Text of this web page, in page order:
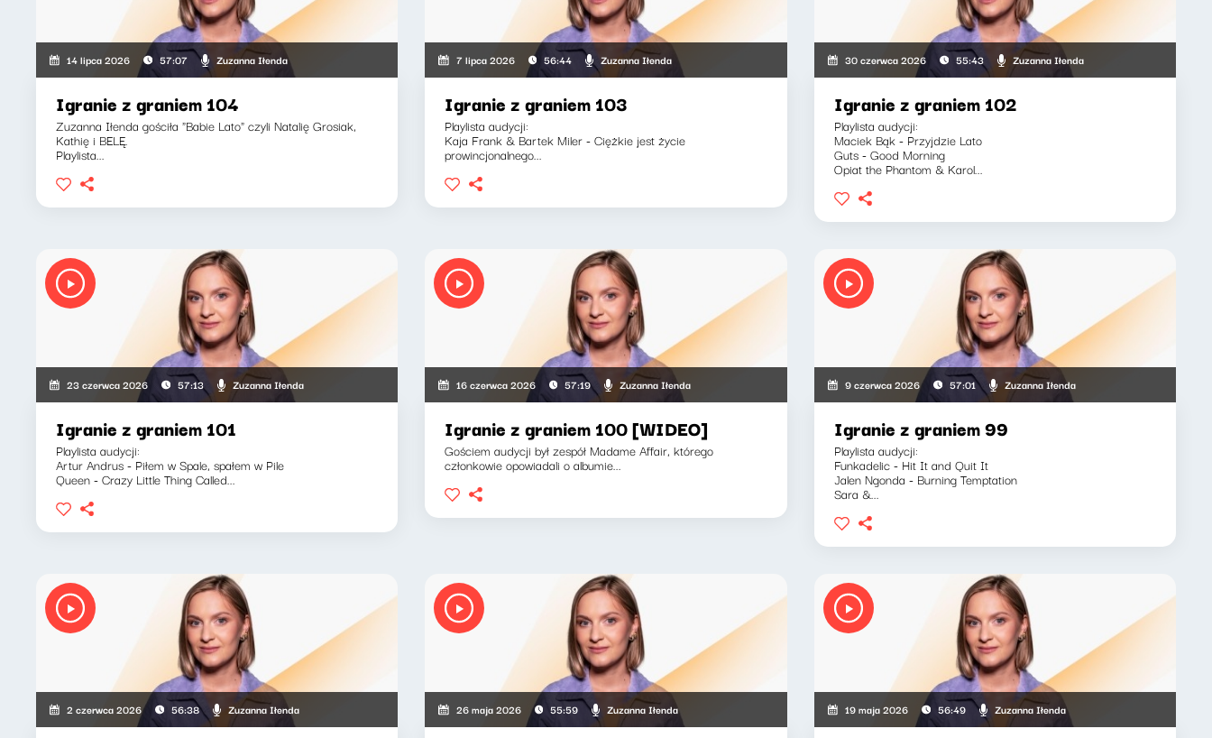
14 lipca 2026 57:07 Zuzanna Iłenda
Igranie z graniem 104
Zuzanna Iłenda gościła "Babie Lato" czyli Natalię Grosiak,
Kathię i BELĘ.
Playlista...
7 lipca 2026 56:44 Zuzanna Iłenda
Igranie z graniem 103
Playlista audycji:
Kaja Frank & Bartek Miler - Ciężkie jest życie
prowincjonalnego...
30 czerwca 2026 55:43 Zuzanna Iłenda
Igranie z graniem 102
Playlista audycji:
Maciek Bąk - Przyjdzie Lato
Guts - Good Morning
Opiat the Phantom & Karol...
23 czerwca 2026 57:13 Zuzanna Iłenda
Igranie z graniem 101
Playlista audycji:
Artur Andrus - Piłem w Spale, spałem w Pile
Queen - Crazy Little Thing Called...
16 czerwca 2026 57:19 Zuzanna Iłenda
Igranie z graniem 100 [WIDEO]
Gościem audycji był zespół Madame Affair, którego
członkowie opowiadali o albumie...
9 czerwca 2026 57:01 Zuzanna Iłenda
Igranie z graniem 99
Playlista audycji:
Funkadelic - Hit It and Quit It
Jalen Ngonda - Burning Temptation
Sara &...
2 czerwca 2026 56:38 Zuzanna Iłenda 26 maja 2026 55:59 Zuzanna Iłenda 19 maja 2026 56:49 Zuzanna Iłenda